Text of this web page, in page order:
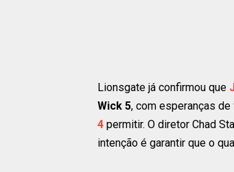
Lionsgate já confirmou que
Wick 5, com esperanças
4 permitir. O diretor Chad
intenção é garantir que o